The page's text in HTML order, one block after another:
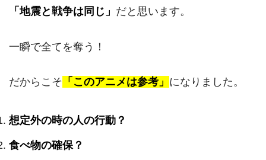
「地震と戦争は同じ」 だと思います。
一瞬で全てを奪う！
だからこそ 「このアニメは参考」 になりました。
想定外の時の人の行動？
食べ物の確保？